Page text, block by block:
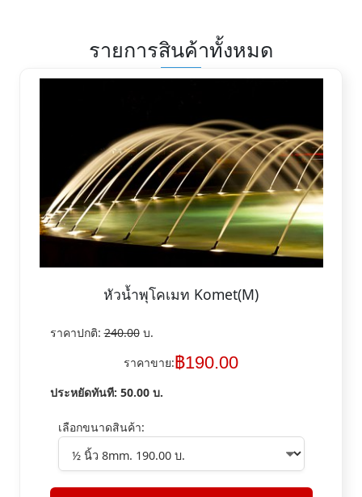
รายการสินค้าทั้งหมด
หัวน้ำพุโคเมท Komet(M)
ราคาปกติ:240.00บ.
ราคาขาย:฿190.00
ประหยัดทันที: 50.00บ.
เลือกขนาดสินค้า: